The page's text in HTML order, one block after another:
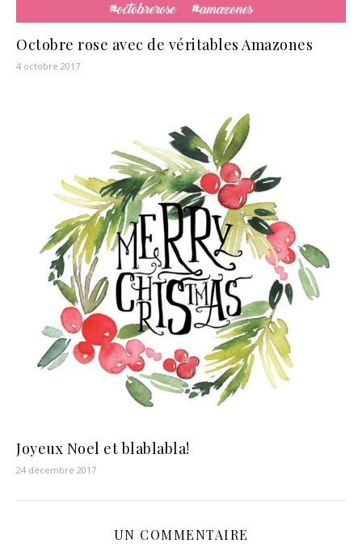
Octobre rose avec de véritables Amazones
4 octobre 2017
Joyeux Noel et blablabla!
24 décembre 2017
UN COMMENTAIRE